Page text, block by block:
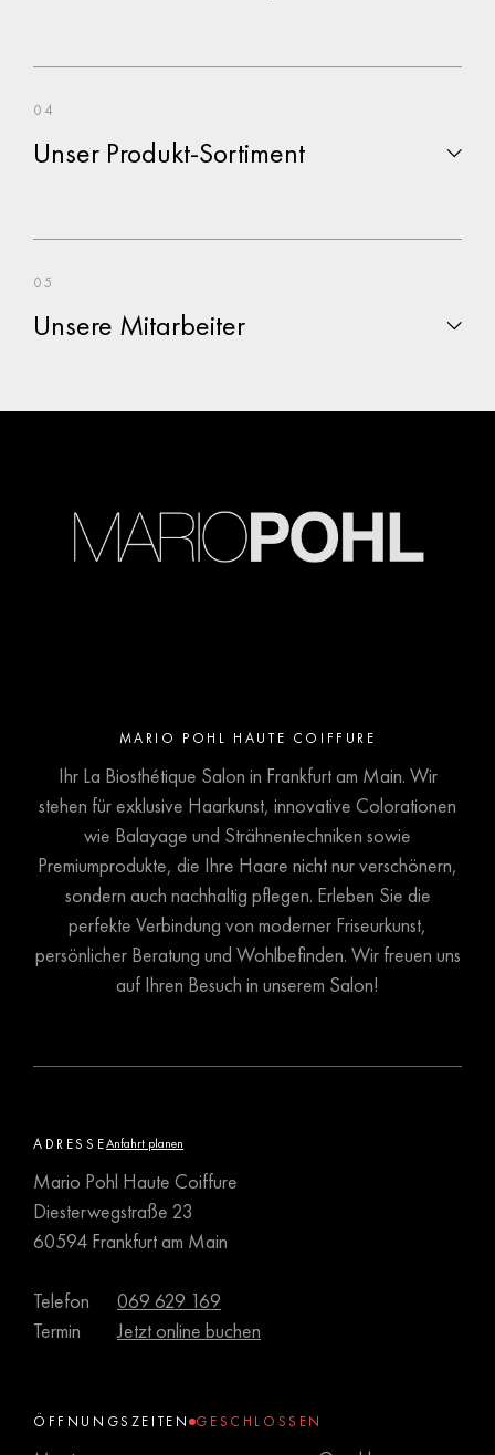
04
Unser Produkt-Sortiment
05
Unsere Mitarbeiter
MARIO POHL HAUTE COIFFURE
Ihr La Biosthétique Salon in Frankfurt am Main. Wir
stehen für exklusive Haarkunst, innovative Colorationen
wie Balayage und Strähnentechniken sowie
Premiumprodukte, die Ihre Haare nicht nur verschönern,
sondern auch nachhaltig pflegen. Erleben Sie die
perfekte Verbindung von moderner Friseurkunst,
persönlicher Beratung und Wohlbefinden. Wir freuen uns
auf Ihren Besuch in unserem Salon!
ADRESSEAnfahrt planen
Mario Pohl Haute Coiffure
Diesterwegstraße 23
60594 Frankfurt am Main
Telefon
069 629 169
Termin
Jetzt online buchen
ÖFFNUNGSZEITEN GESCHLOSSEN